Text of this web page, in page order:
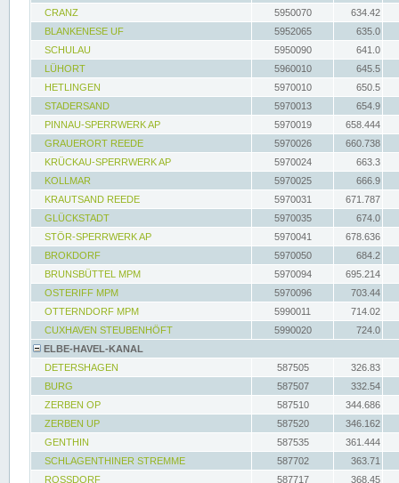
CRANZ
5950070
634.42
BLANKENESE UF
5952065
635.0
SCHULAU
5950090
641.0
LÜHORT
5960010
645.5
HETLINGEN
5970010
650.5
STADERSAND
5970013
654.9
PINNAU-SPERRWERK AP
5970019
658.444
GRAUERORT REEDE
5970026
660.738
KRÜCKAU-SPERRWERK AP
5970024
663.3
KOLLMAR
5970025
666.9
KRAUTSAND REEDE
5970031
671.787
GLÜCKSTADT
5970035
674.0
STÖR-SPERRWERK AP
5970041
678.636
BROKDORF
5970050
684.2
BRUNSBÜTTEL MPM
5970094
695.214
OSTERIFF MPM
5970096
703.44
OTTERNDORF MPM
5990011
714.02
CUXHAVEN STEUBENHÖFT
5990020
724.0
ELBE-HAVEL-KANAL
DETERSHAGEN
587505
326.83
BURG
587507
332.54
ZERBEN OP
587510
344.686
ZERBEN UP
587520
346.162
GENTHIN
587535
361.444
SCHLAGENTHINER STREMME
587702
363.71
ROSSDORF
587717 368.45